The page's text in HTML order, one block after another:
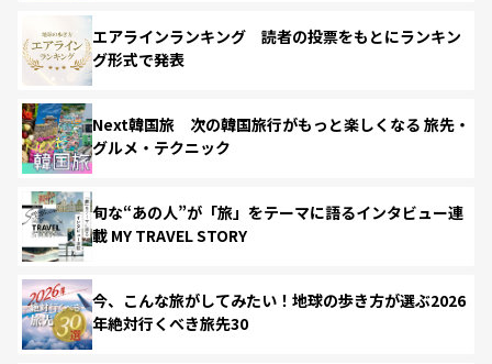
エアラインランキング 読者の投票をもとにランキン
グ形式で発表
Next韓国旅 次の韓国旅行がもっと楽しくなる 旅先・
グルメ・テクニック
旬な“あの人”が「旅」をテーマに語るインタビュー連
載 MY TRAVEL STORY
今、こんな旅がしてみたい！地球の歩き方が選ぶ2026
年絶対行くべき旅先30